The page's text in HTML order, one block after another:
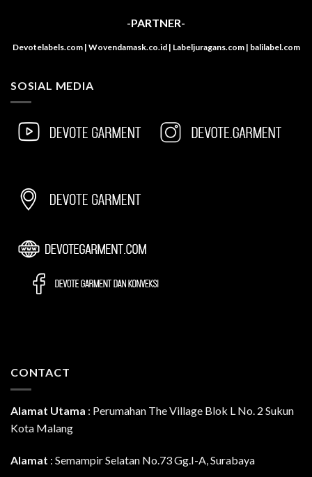
-PARTNER-
Devotelabels.com | Wovendamask.co.id | Labeljuragans.com | balilabel.com
SOSIAL MEDIA
CONTACT
Alamat Utama : Perumahan The Village Blok L No. 2 Sukun
Kota Malang
Alamat : Semampir Selatan No.73 Gg.I-A, Surabaya